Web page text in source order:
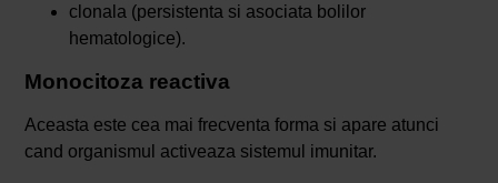
clonala (persistenta si asociata bolilor
hematologice).
Monocitoza reactiva
Aceasta este cea mai frecventa forma si apare atunci
cand organismul activeaza sistemul imunitar.